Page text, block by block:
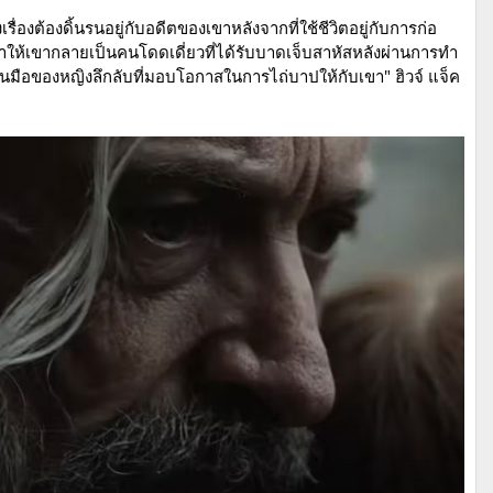
รื่องต้องดิ้นรนอยู่กับอดีตของเขาหลังจากที่ใช้ชีวิตอยู่กับการก่อ
เขากลายเป็นคนโดดเดี่ยวที่ได้รับบาดเจ็บสาหัสหลังผ่านการทำ
อของหญิงลึกลับที่มอบโอกาสในการไถ่บาปให้กับเขา" ฮิวจ์ แจ็ค